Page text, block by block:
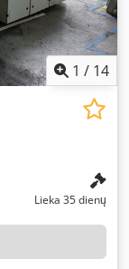
1 / 14
Lieka 35 dienų